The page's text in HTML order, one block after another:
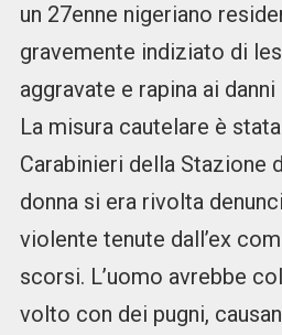
un 27enne nigeriano
gravemente indiziato di
aggravate e rapina ai
La misura cautelare è
Carabinieri della Stazione
donna si era rivolta
violente tenute dall’ex
scorsi. L’uomo avrebbe
volto con dei pugni,